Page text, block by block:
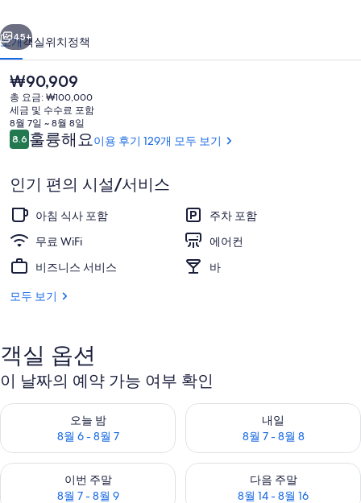
노
시
티
의
사
갤
러
리
스위트, 온수 욕조 (C) | 테라스/파티오
다음
45+
소개객실위치정책
현
재
가
격
은
₩90,909
₩90,909
총 요금: ₩100,000
세금 및 수수료 포함
8월 7일 ~ 8월 8일
이
용
기
8.610점 만점 중 8.6점.
훌륭해요이용 후기 129개 모두 보기
인기 편의 시설/서비스
아침 식사 포함
주차 포함
무료 WiFi
에어컨
비즈니스 서비스
바
모두 보기
객실 옵션
이 날짜의 예약 가능 여부 확인
오늘 밤
8월 6 - 8월 7
오늘 밤 예약 가능 여부 확인, 8월 6 - 8월 7
내일
8월 7 - 8월 8
내일 예약 가능 여부 확인, 8월
이번 주말
8월 7 - 8월 9
이번 주말 예약 가능 여부 확인, 8월 7 - 8월 9
다음 주말
8월 14 - 8월 16
다음 주말 예약 가능 여부 확인,